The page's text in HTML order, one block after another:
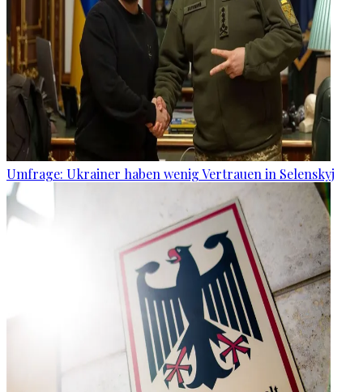
Umfrage: Ukrainer haben wenig Vertrauen in Selenskyj